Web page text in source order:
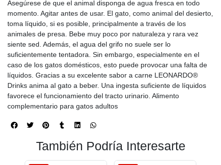
Asegúrese de que el animal disponga de agua fresca en todo
momento. Agitar antes de usar. El gato, como animal del desierto,
toma líquido, si es posible, principalmente a través de los
animales de presa. Bebe muy poco por naturaleza y rara vez
siente sed. Además, el agua del grifo no suele ser lo
suficientemente tentadora. Sin embargo, especialmente en el
caso de los gatos domésticos, esto puede provocar una falta de
líquidos. Gracias a su excelente sabor a carne LEONARDO®
Drinks anima al gato a beber. Una ingesta suficiente de líquidos
favorece el funcionamiento del tracto urinario. Alimento
complementario para gatos adultos
También Podría Interesarte